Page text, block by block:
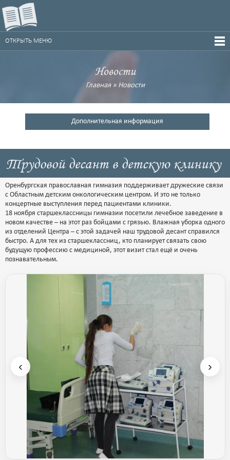
ОТКРЫТЬ МЕНЮ
Новости
Главная» Новости
Дополнительная информация
Трудовой десант в детскую клинику
Оренбургская православная гимназия поддерживает дружеские связи
с Областным детским онкологическим центром. И это не только
концертные выступления перед пациентами клиники.
18 ноября старшеклассницы гимназии посетили лечебное заведение в
новом качестве – на этот раз бойцами с грязью. Влажная уборка одного
из отделений Центра – с этой задачей наш трудовой десант справился
быстро. А для тех из старшеклассниц, кто планирует связать свою
будущую профессию с медициной, этот визит стал ещё и очень
познавательным.
‹ ›